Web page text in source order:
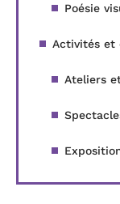
Poésie
Activités et
Ateliers